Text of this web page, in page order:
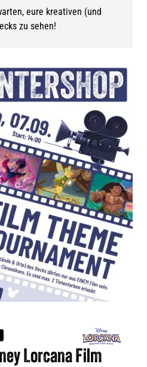
eure kreativen (und
zu sehen!
Lorcana Film